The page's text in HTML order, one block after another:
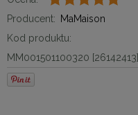
Producent:
MaMaison
Kod produktu:
MM001501100320 [26142413]